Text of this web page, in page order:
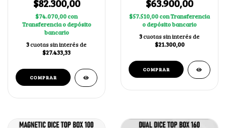
$82.300,00
$74.070,00con
Transferencia o depósito
bancario
3cuotas sin interés de
$27.433,33
$63.900,00
$57.510,00conTransferencia
o depósito bancario
3cuotas sin interés de
$21.300,00